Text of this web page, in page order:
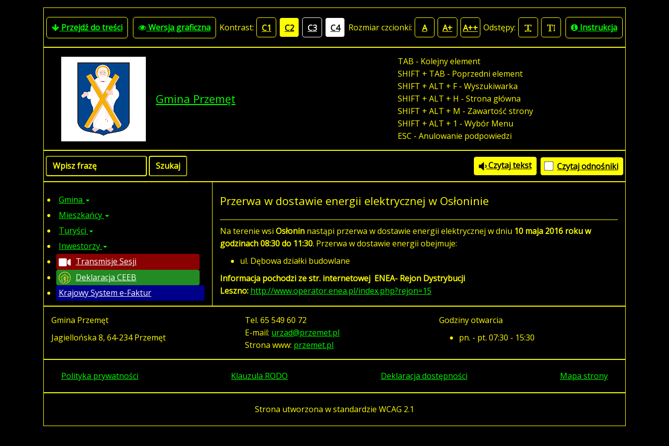
Przejdź do treści Wersja graficzna Kontrast: C1 C2 C3 C4 Rozmiar czcionki: A A+ A++ Odstępy: Instrukcja
Gmina Przemęt
TAB - Kolejny element
SHIFT + TAB - Poprzedni element
SHIFT + ALT + F - Wyszukiwarka
SHIFT + ALT + H - Strona główna
SHIFT + ALT + M - Zawartość strony
SHIFT + ALT + 1 - Wybór Menu
ESC - Anulowanie podpowiedzi
Czytaj tekst Czytaj odnośniki
Gmina
Mieszkańcy
Turyści
Inwestorzy
Transmisje Sesji
Deklaracja CEEB
Krajowy System e-Faktur
Przerwa w dostawie energii elektrycznej w Osłoninie
Na terenie wsi Osłonin nastąpi przerwa w dostawie energii elektrycznej w dniu 10 maja 2016 roku w
godzinach 08:30 do 11:30. Przerwa w dostawie energii obejmuje:
ul. Dębowa działki budowlane
Informacja pochodzi ze str. internetowej ENEA- Rejon Dystrybucji
Leszno: http://www.operator.enea.pl/index.php?rejon=15
Gmina Przemęt
Jagiellońska 8, 64-234 Przemęt
Tel.65 549 60 72
E-mail: urzad@przemet.pl
Strona www: przemet.pl
Godziny otwarcia
pn. - pt. 07:30 - 15:30
Polityka prywatności Klauzula RODO Deklaracja dostępności Mapa strony
Strona utworzona w standardzie WCAG 2.1